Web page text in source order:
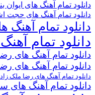
دانلود تمام آهنگ های ایوان
دانلود تمام آهنگ های حجت
دانلود تمام آهنگ
دانلود تمام
دانلود تمام آهنگ های
دانلود تمام آهنگ های
دانلود تمام آهنگ های رضا ملک
دانلود تمام آهنگ های